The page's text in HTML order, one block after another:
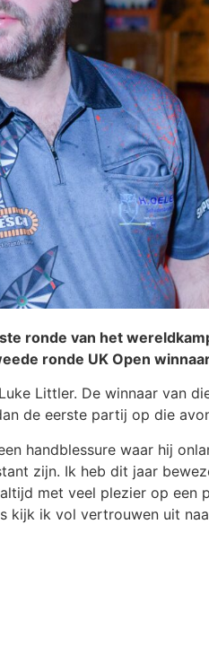
ronde van het
ronde UK Open
Littler. De winnaar van
de eerste partij op die
handblessure waar hij
zijn. Ik heb dit jaar
met veel plezier op een
ik vol vertrouwen uit